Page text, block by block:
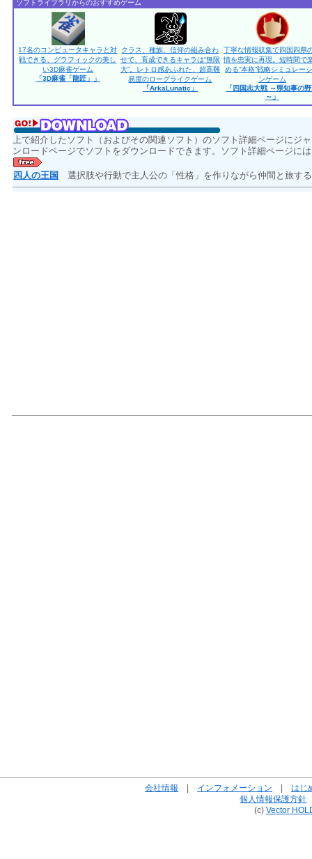
ソフトライブラリからのおすすめゲーム
17名のコンピュータキャラと対
戦できる、グラフィックの美し
い3D麻雀ゲーム
「3D麻雀「龍匠」」
クラス、種族、信仰の組み合わ
せで、育成できるキャラは“無限
大”。レトロ感あふれた、超高難
易度のローグライクゲーム
「ArkaLunatic」
丁寧な情報収集で四国四県
情を忠実に再現。短時間で
める“本格”戦略シミュレー
ンゲーム
「四国志大戦 ～県知事の
～」
上で紹介したソフト（およびその関連ソフト）のソフト詳細ページにジ
ンロードページでソフトをダウンロードできます。ソフト詳細ページに
四人の王国 選択肢や行動で主人公の「性格」を作りながら仲間と旅す
会社情報 インフォメーション
はじ
個人情報保護方針
(c) Vector